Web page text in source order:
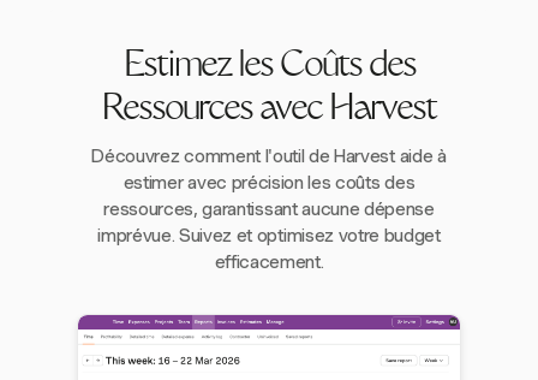
Estimez les Coûts des
Ressources avec Harvest
Découvrez comment l'outil de Harvest aide à
estimer avec précision les coûts des
ressources, garantissant aucune dépense
imprévue. Suivez et optimisez votre budget
efficacement.